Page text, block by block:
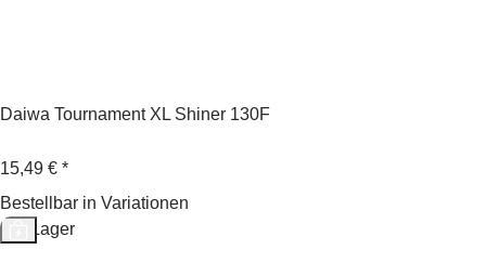
Daiwa Tournament XL Shiner 130F
15,49 € *
Bestellbar in Variationen
Auf Lager